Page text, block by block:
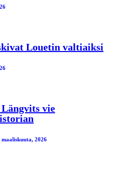
Louetin valtiaiksi
vie
maaliskuuta, 2026